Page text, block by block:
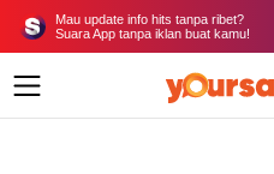
Mau update info hits tanpa ribet?
Suara App tanpa iklan buat kamu!